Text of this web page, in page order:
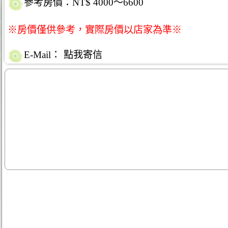
參考房價：NT$ 4000～6600
※房價僅供參考，實際房價以店家為準※
E-Mail： 點我寄信